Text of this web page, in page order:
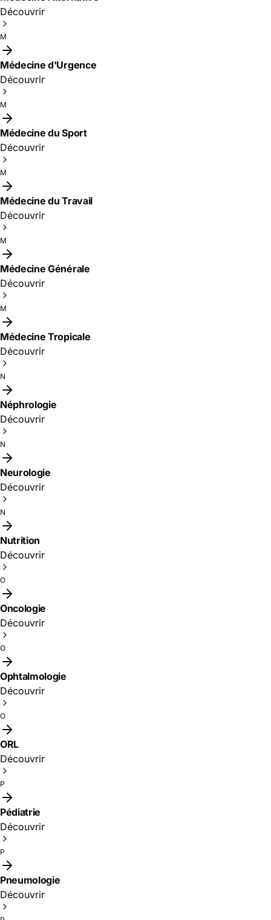
Découvrir
M
Médecine d'Urgence
Découvrir
M
Médecine du Sport
Découvrir
M
Médecine du Travail
Découvrir
M
Médecine Générale
Découvrir
M
Médecine Tropicale
Découvrir
N
Néphrologie
Découvrir
N
Neurologie
Découvrir
N
Nutrition
Découvrir
O
Oncologie
Découvrir
O
Ophtalmologie
Découvrir
O
ORL
Découvrir
P
Pédiatrie
Découvrir
P
Pneumologie
Découvrir